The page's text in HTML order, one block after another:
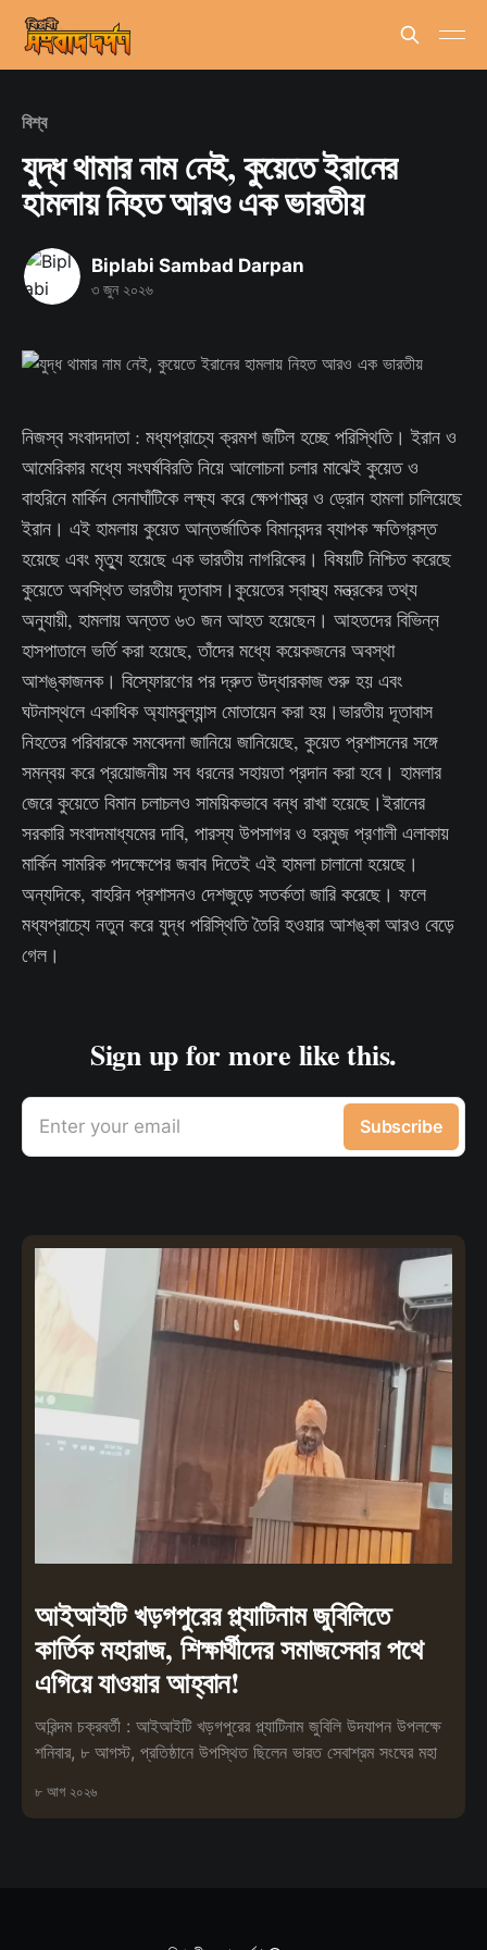
বিশ্ব
যুদ্ধ থামার নাম নেই, কুয়েতে ইরানের
হামলায় নিহত আরও এক ভারতীয়
Biplabi Sambad Darpan
৩ জুন ২০২৬
নিজস্ব সংবাদদাতা : মধ্যপ্রাচ্যে ক্রমশ জটিল হচ্ছে পরিস্থিতি। ইরান ও
আমেরিকার মধ্যে সংঘর্ষবিরতি নিয়ে আলোচনা চলার মাঝেই কুয়েত ও
বাহরিনে মার্কিন সেনাঘাঁটিকে লক্ষ্য করে ক্ষেপণাস্ত্র ও ড্রোন হামলা চালিয়েছে
ইরান। এই হামলায় কুয়েত আন্তর্জাতিক বিমানবন্দর ব্যাপক ক্ষতিগ্রস্ত
হয়েছে এবং মৃত্যু হয়েছে এক ভারতীয় নাগরিকের। বিষয়টি নিশ্চিত করেছে
কুয়েতে অবস্থিত ভারতীয় দূতাবাস।কুয়েতের স্বাস্থ্য মন্ত্রকের তথ্য
অনুযায়ী, হামলায় অন্তত ৬৩ জন আহত হয়েছেন। আহতদের বিভিন্ন
হাসপাতালে ভর্তি করা হয়েছে, তাঁদের মধ্যে কয়েকজনের অবস্থা
আশঙ্কাজনক। বিস্ফোরণের পর দ্রুত উদ্ধারকাজ শুরু হয় এবং
ঘটনাস্থলে একাধিক অ্যাম্বুল্যান্স মোতায়েন করা হয়।ভারতীয় দূতাবাস
নিহতের পরিবারকে সমবেদনা জানিয়ে জানিয়েছে, কুয়েত প্রশাসনের সঙ্গে
সমন্বয় করে প্রয়োজনীয় সব ধরনের সহায়তা প্রদান করা হবে। হামলার
জেরে কুয়েতে বিমান চলাচলও সাময়িকভাবে বন্ধ রাখা হয়েছে।ইরানের
সরকারি সংবাদমাধ্যমের দাবি, পারস্য উপসাগর ও হরমুজ প্রণালী এলাকায়
মার্কিন সামরিক পদক্ষেপের জবাব দিতেই এই হামলা চালানো হয়েছে।
অন্যদিকে, বাহরিন প্রশাসনও দেশজুড়ে সতর্কতা জারি করেছে। ফলে
মধ্যপ্রাচ্যে নতুন করে যুদ্ধ পরিস্থিতি তৈরি হওয়ার আশঙ্কা আরও বেড়ে
গেল।
Sign up for more like this.
Enter your email Subscribe
আইআইটি খড়গপুরের প্ল্যাটিনাম জুবিলিতে
কার্তিক মহারাজ, শিক্ষার্থীদের সমাজসেবার পথে
এগিয়ে যাওয়ার আহ্বান!
অরিন্দম চক্রবর্তী : আইআইটি খড়গপুরের প্ল্যাটিনাম জুবিলি উদযাপন উপলক্ষে
শনিবার, ৮ আগস্ট, প্রতিষ্ঠানে উপস্থিত ছিলেন ভারত সেবাশ্রম সংঘের মহা
৮ আগ ২০২৬